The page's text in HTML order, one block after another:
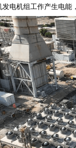
电机组工作产生电